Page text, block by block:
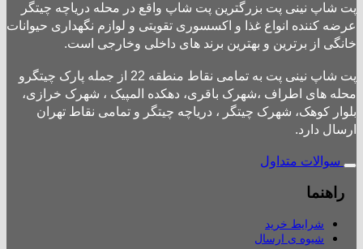
پت شاپ نینی پت بزرگترین پت شاپ واقع در محله دریاچه چیتگر
عرضه کننده انواع غذا و اکسسوری تقویتی و لوازم نگهداری حیوانات
خانگی از برترین و بهترین برند های داخلی وخارجی است.
پت شاپ نینی پت به تمامی نقاط منطقه 22 از جمله پارک چیتگرو
محله های اطراف ،شهرک باقری، دهکده المپیک ، شهرک خرازی،
بلوار کوهک، شهرک چیتگر ، دریاچه چیتگر و تمامی نقاط تهران
ارسال دارد.
سوالات متداول
راهنما
شرایط خرید
شیوه ی ارسال